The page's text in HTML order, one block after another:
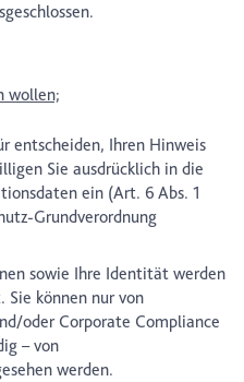
wollen;
entscheiden, Ihren Hinweis
Sie ausdrücklich in die
ein (Art. 6 Abs. 1
Grundverordnung
sowie Ihre Identität werden
können nur von
oder Corporate Compliance
– von
werden.